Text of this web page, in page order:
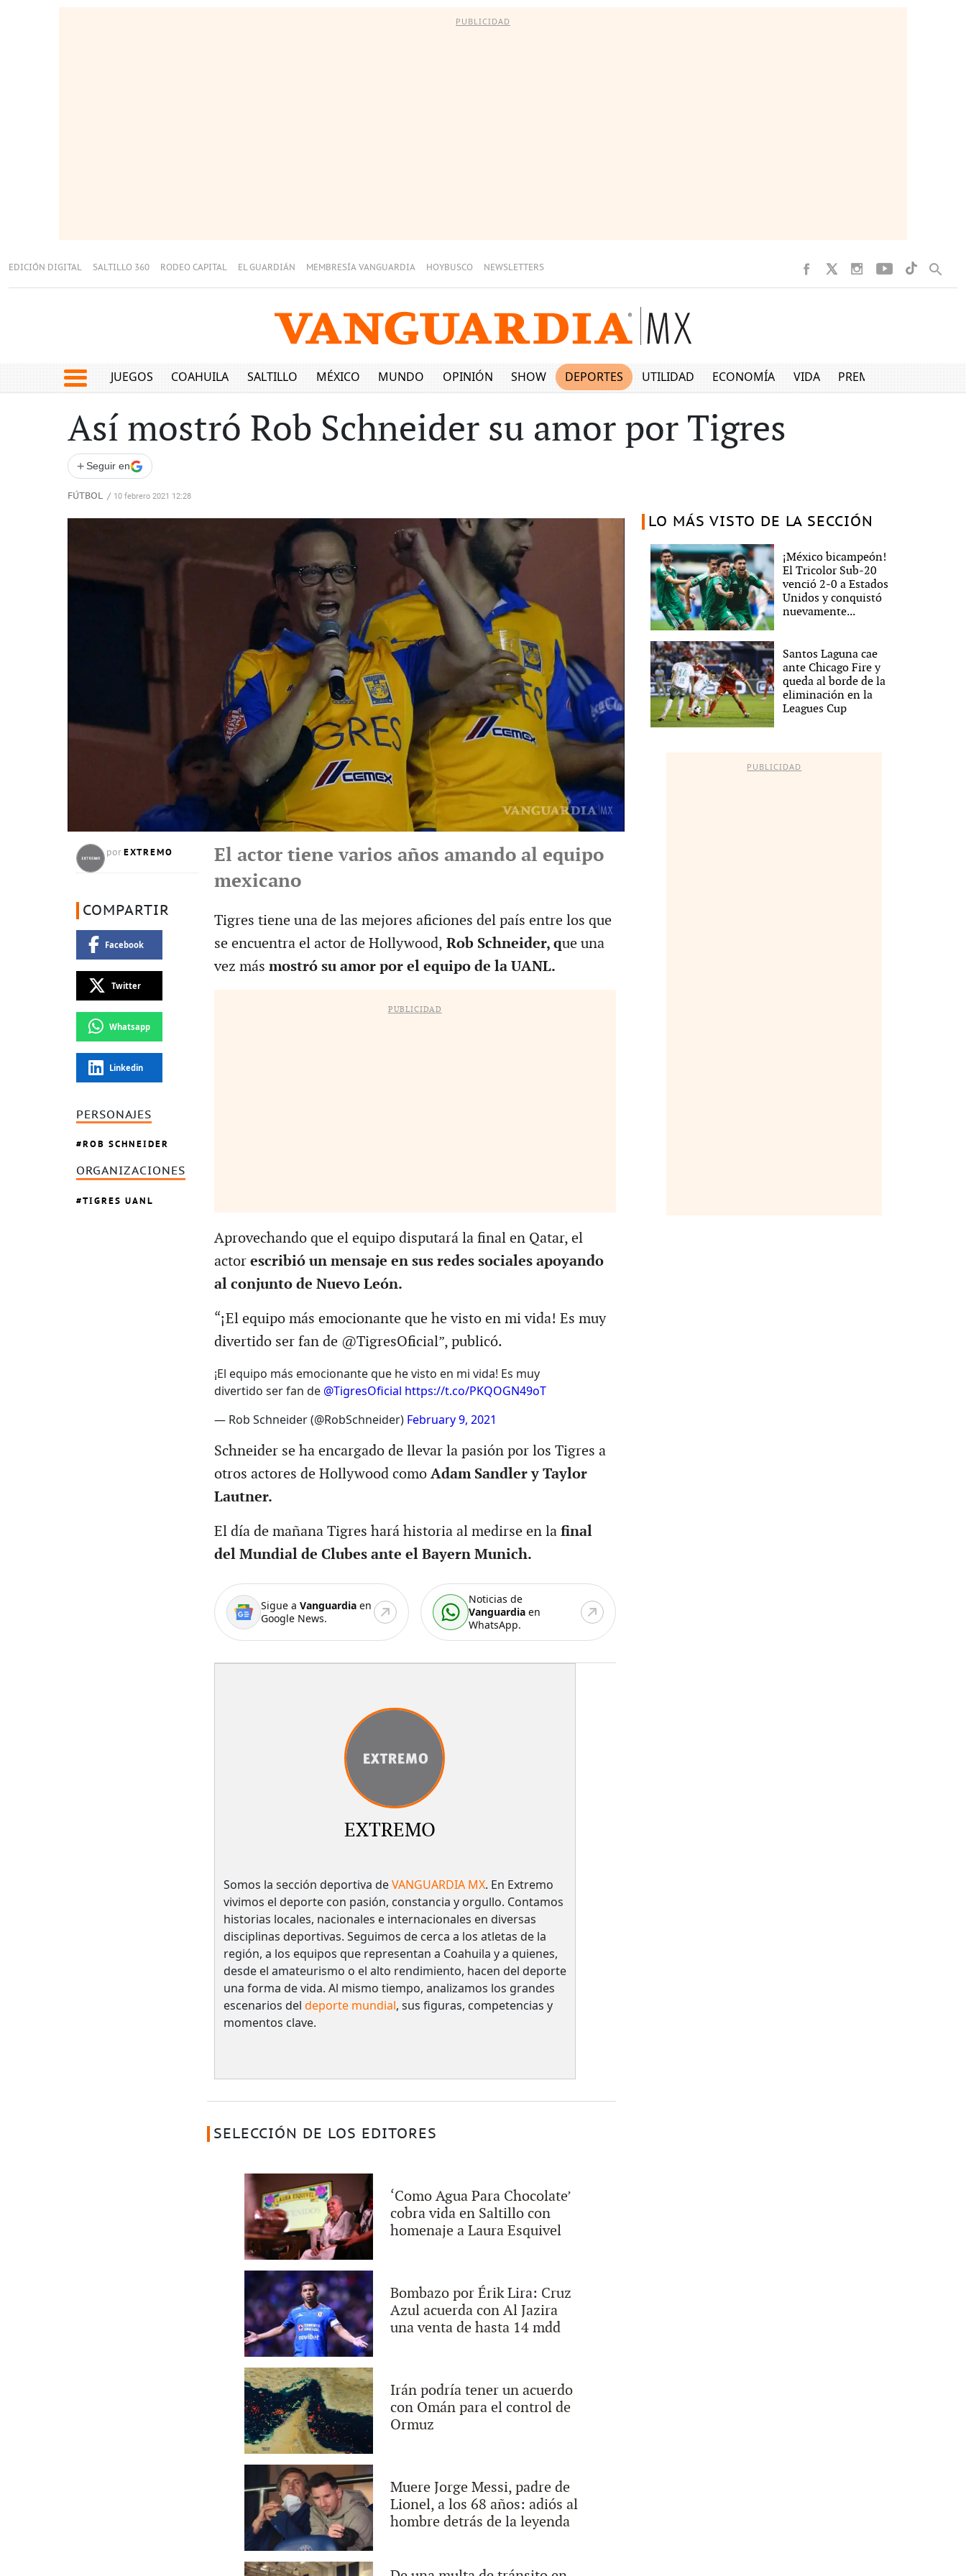
PUBLICIDAD
EDICIÓN DIGITAL SALTILLO 360 RODEO CAPITAL EL GUARDIÁN MEMBRESÍA VANGUARDIA HOYBUSCO NEWSLETTERS
JUEGOS COAHUILA SALTILLO MÉXICO MUNDO OPINIÓN SHOW DEPORTES UTILIDAD ECONOMÍA VIDA PREMIUM
Así mostró Rob Schneider su amor por Tigres
+ Seguir en
FÚTBOL / 10 febrero 2021 12:28
por EXTREMO
COMPARTIR
Facebook
Twitter
Whatsapp
Linkedin
PERSONAJES
ROB SCHNEIDER
ORGANIZACIONES
TIGRES UANL
El actor tiene varios años amando al equipo
mexicano
Tigres tiene una de las mejores aficiones del país entre los que
se encuentra el actor de Hollywood, Rob Schneider, que una
vez más mostró su amor por el equipo de la UANL.
PUBLICIDAD
Aprovechando que el equipo disputará la final en Qatar, el
actor escribió un mensaje en sus redes sociales apoyando
al conjunto de Nuevo León.
“¡El equipo más emocionante que he visto en mi vida! Es muy
divertido ser fan de @TigresOficial”, publicó.
¡El equipo más emocionante que he visto en mi vida! Es muy
divertido ser fan de @TigresOficial https://t.co/PKQOGN49oT
— Rob Schneider (@RobSchneider) February 9, 2021
Schneider se ha encargado de llevar la pasión por los Tigres a
otros actores de Hollywood comoAdam Sandler y Taylor
Lautner.
El día de mañana Tigres hará historia al medirse en lafinal
del Mundial de Clubes ante el Bayern Munich.
Sigue a Vanguardiaen
Google News.
Noticias de
Vanguardia en
WhatsApp.
EXTREMO
Somos la sección deportiva deVANGUARDIA MX. En Extremo
vivimos el deporte con pasión, constancia y orgullo. Contamos
historias locales, nacionales e internacionales en diversas
disciplinas deportivas. Seguimos de cerca a los atletas de la
región, a los equipos que representan a Coahuila y a quienes,
desde el amateurismo o el alto rendimiento, hacen del deporte
una forma de vida. Al mismo tiempo, analizamos los grandes
escenarios del deporte mundial, sus figuras, competencias y
momentos clave.
SELECCIÓN DE LOS EDITORES
‘Como Agua Para Chocolate’
cobra vida en Saltillo con
homenaje a Laura Esquivel
Bombazo por Érik Lira: Cruz
Azul acuerda con Al Jazira
una venta de hasta 14 mdd
Irán podría tener un acuerdo
con Omán para el control de
Ormuz
Muere Jorge Messi, padre de
Lionel, a los 68 años: adiós al
hombre detrás de la leyenda
LO MÁS VISTO DE LA SECCIÓN
¡México bicampeón!
El Tricolor Sub-20
venció 2-0 a Estados
Unidos y conquistó
nuevamente...
Santos Laguna cae
ante Chicago Fire y
queda al borde de la
eliminación en la
Leagues Cup
PUBLICIDAD